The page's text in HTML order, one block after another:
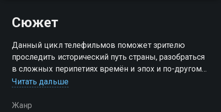
Сюжет
Данный цикл телефильмов поможет зрителю
проследить исторический путь страны, разобраться
в сложных перипетиях времён и эпох и по-другому
взглянуть на мир вокруг
Читать дальше
Жанр